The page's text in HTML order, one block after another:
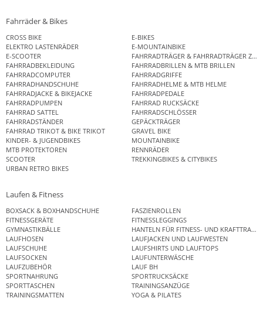
Fahrräder & Bikes
CROSS BIKE
E-BIKES
ELEKTRO LASTENRÄDER
E-MOUNTAINBIKE
E-SCOOTER
FAHRRADTRÄGER & FAHRRADTRÄGER
FAHRRADBEKLEIDUNG
FAHRRADBRILLEN & MTB BRILLEN
FAHRRADCOMPUTER
FAHRRADGRIFFE
FAHRRADHANDSCHUHE
FAHRRADHELME & MTB HELME
FAHRRADJACKE & BIKEJACKE
FAHRRADPEDALE
FAHRRADPUMPEN
FAHRRAD RUCKSÄCKE
FAHRRAD SATTEL
FAHRRADSCHLÖSSER
FAHRRADSTÄNDER
GEPÄCKTRÄGER
FAHRRAD TRIKOT & BIKE TRIKOT
GRAVEL BIKE
KINDER- & JUGENDBIKES
MOUNTAINBIKE
MTB PROTEKTOREN
RENNRÄDER
SCOOTER
TREKKINGBIKES & CITYBIKES
URBAN RETRO BIKES
Laufen & Fitness
BOXSACK & BOXHANDSCHUHE
FASZIENROLLEN
FITNESSGERÄTE
FITNESSLEGGINGS
GYMNASTIKBÄLLE
HANTELN FÜR FITNESS- UND
LAUFHOSEN
LAUFJACKEN UND LAUFWESTEN
LAUFSCHUHE
LAUFSHIRTS UND LAUFTOPS
LAUFSOCKEN
LAUFUNTERWÄSCHE
LAUFZUBEHÖR
LAUF BH
SPORTNAHRUNG
SPORTRUCKSÄCKE
SPORTTASCHEN
TRAININGSANZÜGE
TRAININGSMATTEN
YOGA & PILATES